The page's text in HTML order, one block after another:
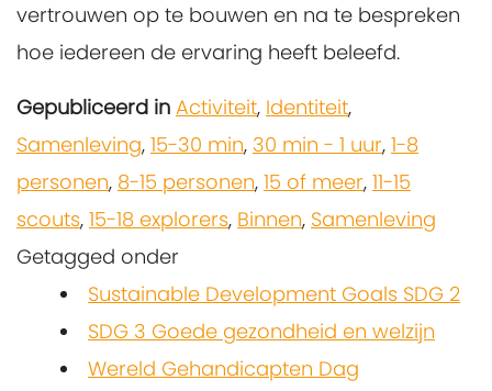
vertrouwen op te bouwen en na te bespreken
hoe iedereen de ervaring heeft beleefd.
Gepubliceerd in Activiteit, Identiteit,
Samenleving, 15-30 min, 30 min - 1 uur, 1-8
personen, 8-15 personen, 15 of meer, 11-15
scouts, 15-18 explorers, Binnen, Samenleving
Getagged onder
Sustainable Development Goals SDG 2
SDG 3 Goede gezondheid en welzijn
Wereld Gehandicapten Dag